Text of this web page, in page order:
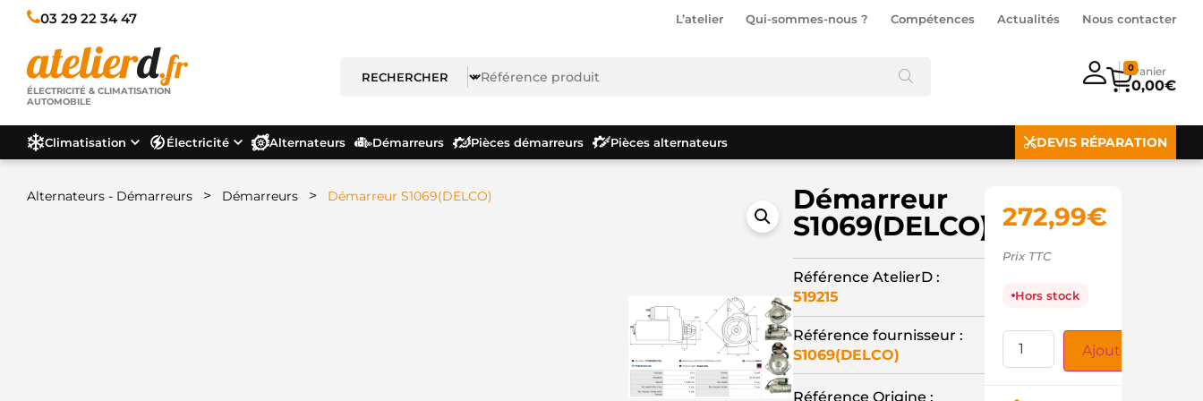
03 29 22 34 47 L’atelier Qui-sommes-nous ? Compétences Actualités Nous contacter
ÉLECTRICITÉ & CLIMATISATION
AUTOMOBILE
0,00€
0
Climatisation Électricité Alternateurs Démarreurs Pièces démarreurs Pièces alternateurs DEVIS RÉPARATION
Alternateurs - Démarreurs > Démarreurs > Démarreur S1069(DELCO)
Démarreur
S1069(DELCO)
Référence AtelierD :
519215
Référence fournisseur :
S1069(DELCO)
Référence Origine :
272,99€
Prix TTC
Hors stock
Ajouter au